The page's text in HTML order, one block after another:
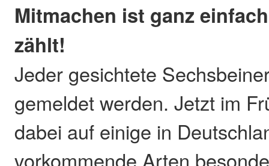
Mitmachen ist ganz
zählt!
Jeder gesichtete
gemeldet werden. Jetzt im
dabei auf einige in
vorkommende Arten